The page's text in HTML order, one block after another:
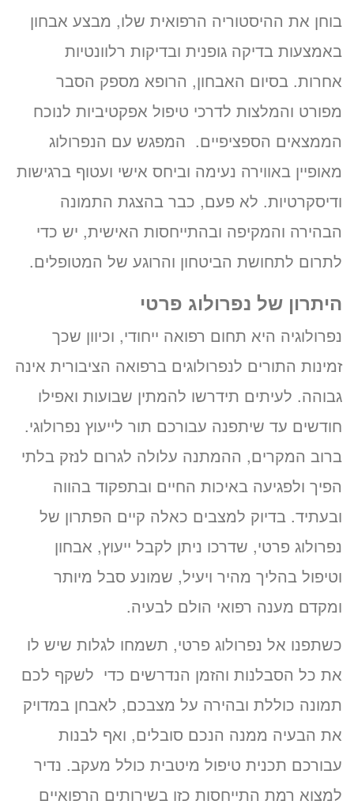
« יום ג’ 11.08.26
בוחן את ההיסטוריה הרפואית שלו, מבצע אבחון
באמצעות בדיקה גופנית ובדיקות רלוונטיות
אחרות. בסיום האבחון, הרופא מספק הסבר
מפורט והמלצות לדרכי טיפול אפקטיביות לנוכח
הממצאים הספציפיים. המפגש עם הנפרולוג
מאופיין באווירה נעימה וביחס אישי ועטוף ברגישות
ודיסקרטיות. לא פעם, כבר בהצגת התמונה
הבהירה והמקיפה ובהתייחסות האישית, יש כדי
לתרום לתחושת הביטחון והרוגע של המטופלים.
היתרון של נפרולוג פרטי
נפרולוגיה היא תחום רפואה ייחודי, וכיוון שכך
זמינות התורים לנפרולוגים ברפואה הציבורית אינה
גבוהה. לעיתים תידרשו להמתין שבועות ואפילו
חודשים עד שיתפנה עבורכם תור לייעוץ נפרולוגי.
ברוב המקרים, ההמתנה עלולה לגרום לנזק בלתי
הפיך ולפגיעה באיכות החיים ובתפקוד בהווה
ובעתיד. בדיוק למצבים כאלה קיים הפתרון של
נפרולוג פרטי, שדרכו ניתן לקבל ייעוץ, אבחון
וטיפול בהליך מהיר ויעיל, שמונע סבל מיותר
ומקדם מענה רפואי הולם לבעיה.
כשתפנו אל נפרולוג פרטי, תשמחו לגלות שיש לו
את כל הסבלנות והזמן הנדרשים כדי לשקף לכם
תמונה כוללת ובהירה על מצבכם, לאבחן במדויק
את הבעיה ממנה הנכם סובלים, ואף לבנות
עבורכם תכנית טיפול מיטבית כולל מעקב. נדיר
למצוא רמת התייחסות כזו בשירותים הרפואיים